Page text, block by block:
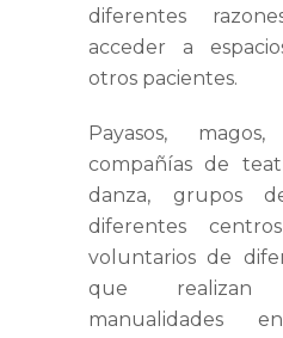
diferentes
acceder a
otros pacientes.
Payasos,
compañías de
danza, grupos
diferentes
voluntarios de
que
manualidades